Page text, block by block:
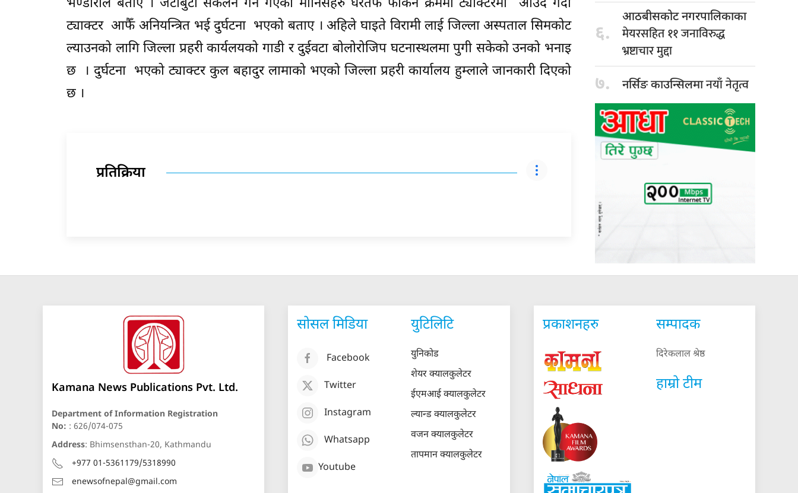
भण्डारीले बताए । जटीबुटी संकलन गर्न गएका मानिसहरु घरतर्फ फर्किने क्रममा ट्याक्टरमा आउँदै गर्दा
ट्याक्टर आफैँ अनियन्त्रित भई दुर्घटना भएको बताए । अहिले घाइते विरामी लाई जिल्ला अस्पताल सिमकोट
ल्याउनको लागि जिल्ला प्रहरी कार्यलयको गाडी र दुईवटा बोलोरोजिप घटनास्थलमा पुगी सकेको उनको भनाइ
छ । दुर्घटना भएको ट्याक्टर कुल बहादुर लामाको भएको जिल्ला प्रहरी कार्यालय हुम्लाले जानकारी दिएको
छ ।
प्रतिक्रिया
६.
आठबीसकोट नगरपालिकाका
मेयरसहित ११ जनाविरुद्ध
भ्रष्टाचार मुद्दा
७. नर्सिङ काउन्सिलमानयाँ नेतृत्व
Kamana News Publications Pvt. Ltd.
Department of Information Registration
No: : 626/074-075
Address: Bhimsensthan-20, Kathmandu
+977 01-5361179/5318990
enewsofnepal@gmail.com
सोसल मिडिया
Facebook
Twitter
Instagram
Whatsapp
Youtube
युटिलिटि
युनिकोड
शेयर क्यालकुलेटर
ईएमआई क्यालकुलेटर
ल्यान्ड क्यालकुलेटर
वजन क्यालकुलेटर
तापमान क्यालकुलेटर
प्रकाशनहरु सम्पादक
दिरेकलाल श्रेष्ठ
हाम्रो टीम